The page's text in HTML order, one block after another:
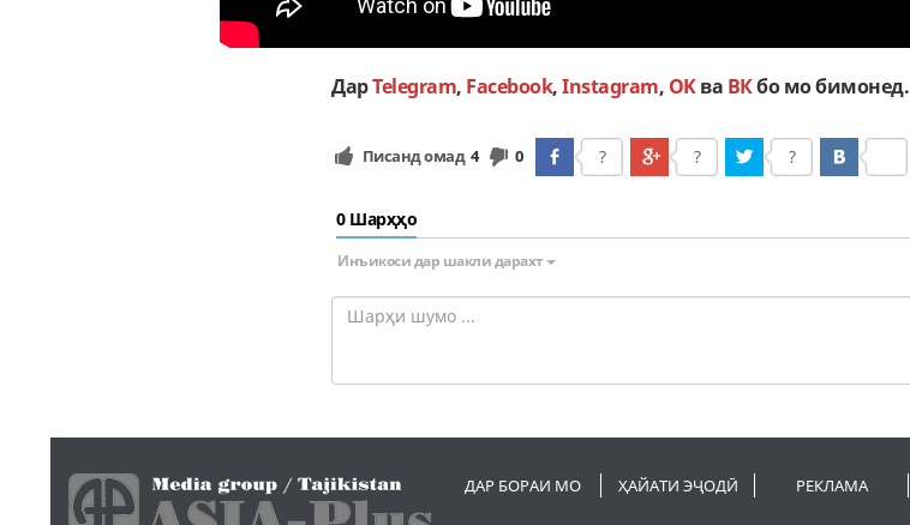
ДарTelegram, Facebook,Instagram, OKва ВКбо мо бимонед.
Писанд омад 4 0 ? ? ?
0 Шарҳҳо
Инъикоси дар шакли дарахт
ДАР БОРАИ МО ҲАЙАТИ ЭҶОДӢ РЕКЛАМА